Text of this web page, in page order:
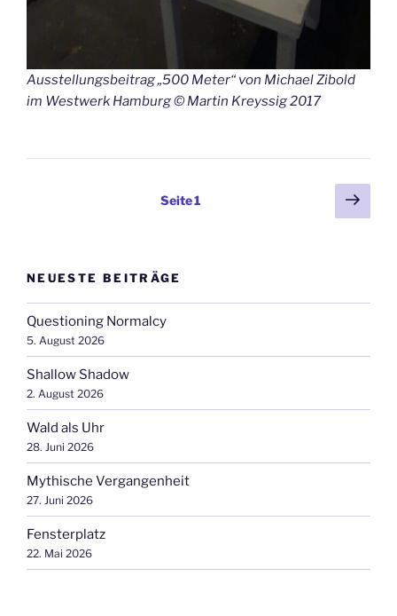
Ausstellungsbeitrag „500 Meter“ von Michael Zibold
im Westwerk Hamburg © Martin Kreyssig 2017
Seitennummerierung
Seite1
NEUESTE BEITRÄGE
Questioning Normalcy
5. August 2026
Shallow Shadow
2. August 2026
Wald als Uhr
28. Juni 2026
Mythische Vergangenheit
27. Juni 2026
Fensterplatz
22. Mai 2026